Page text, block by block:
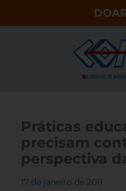
Práticas
precisam
perspectiva
17 de janeiro de 2011